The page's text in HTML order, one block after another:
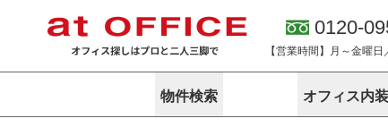
0120-
【営業時間】月～金曜
物件検索 オフィス内